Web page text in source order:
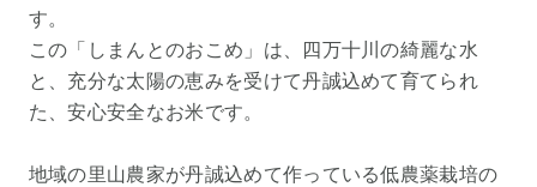
す。
この「しまんとのおこめ」は、四万十川の綺麗な水
と、充分な太陽の恵みを受けて丹誠込めて育てられ
た、安心安全なお米です。
地域の里山農家が丹誠込めて作っている低農薬栽培の